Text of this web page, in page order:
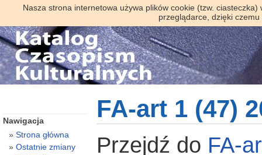
Nasza strona internetowa używa plików cookie (tzw.
przeglądarce, dzięki
FA-art 1 (47)
Przejdź do FA-
Nawigacja
Strona główna
Ostatnie zmiany